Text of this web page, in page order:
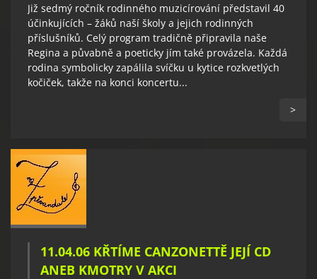
Již sedmý ročník rodinného muzicírování představil 40
účinkujících – žáků naší školy a jejich rodinných
příslušníků. Celý program tradičně připravila naše
Regina a půvabně a poeticky jím také provázela. Každá
rodina symbolicky zapálila svíčku u kytice rozkvetlých
kočiček, takže na konci koncertu...
>
11.04.06 KŘTÍME CANZONETTĚ JEJÍ CD
ANEB KMOTRY V AKCI